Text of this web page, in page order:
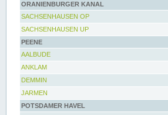
ORANIENBURGER KANAL
SACHSENHAUSEN OP
SACHSENHAUSEN UP
PEENE
AALBUDE
ANKLAM
DEMMIN
JARMEN
POTSDAMER HAVEL